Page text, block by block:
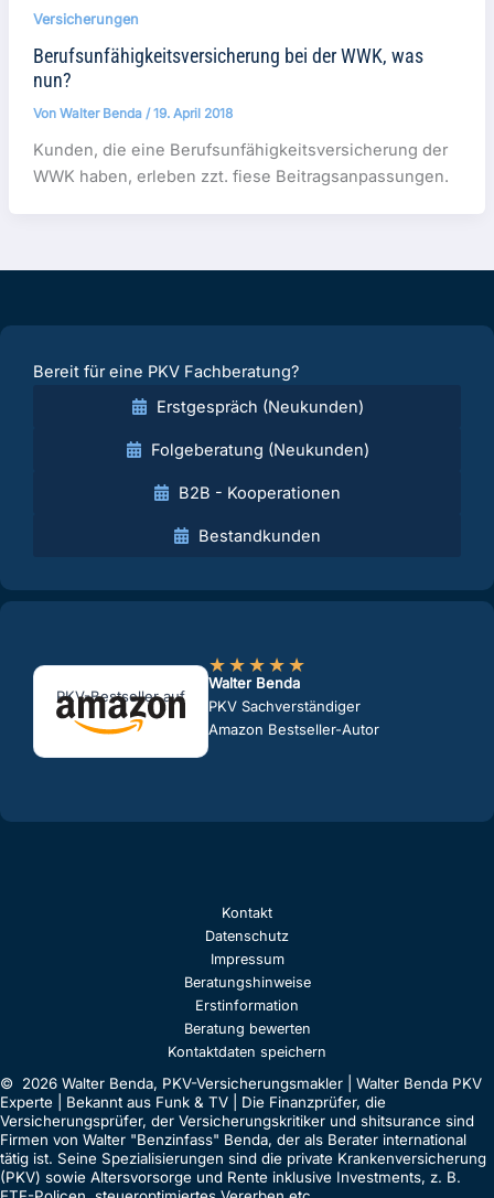
Versicherungen
Berufsunfähigkeitsversicherung bei der WWK, was
nun?
Von Walter Benda /19. April 2018
Kunden, die eine Berufsunfähigkeitsversicherung der
WWK haben, erleben zzt. fiese Beitragsanpassungen.
Bereit für eine PKV Fachberatung?
Erstgespräch (Neukunden)
Folgeberatung (Neukunden)
B2B - Kooperationen
Bestandkunden
PKV-Bestseller auf
★★★★★
Walter Benda
PKV Sachverständiger
Amazon Bestseller-Autor
Kontakt
Datenschutz
Impressum
Beratungshinweise
Erstinformation
Beratung bewerten
Kontaktdaten speichern
© 2026 Walter Benda, PKV-Versicherungsmakler | Walter Benda PKV
Experte | Bekannt aus Funk & TV | Die Finanzprüfer, die
Versicherungsprüfer, der Versicherungskritiker und shitsurance sind
Firmen von Walter "Benzinfass" Benda, der als Berater international
tätig ist. Seine Spezialisierungen sind die private Krankenversicherung
(PKV) sowie Altersvorsorge und Rente inklusive Investments, z. B.